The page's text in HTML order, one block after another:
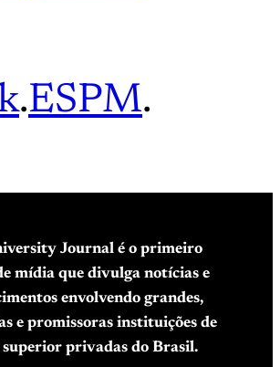
.ESPM.
Journal é o primeiro
mídia que divulga notícias e
envolvendo grandes,
e promissoras instituições de
superior privadas do Brasil.